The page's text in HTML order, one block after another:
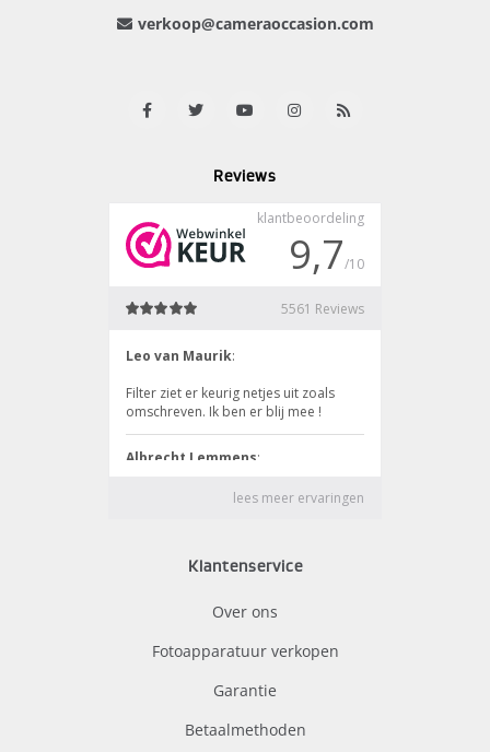
verkoop@cameraoccasion.com
Reviews
Klantenservice
Over ons
Fotoapparatuur verkopen
Garantie
Betaalmethoden